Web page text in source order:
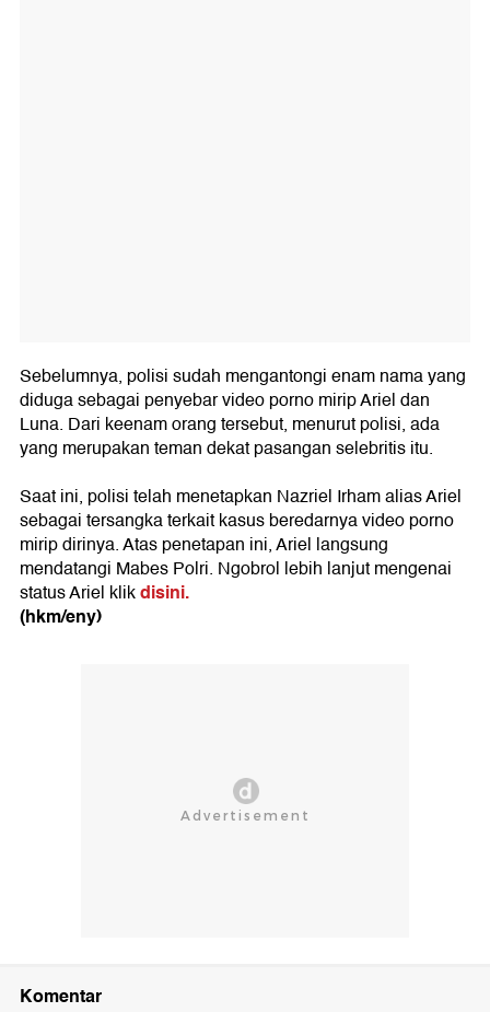
Sebelumnya, polisi sudah mengantongi enam nama yang
diduga sebagai penyebar video porno mirip Ariel dan
Luna. Dari keenam orang tersebut, menurut polisi, ada
yang merupakan teman dekat pasangan selebritis itu.
Saat ini, polisi telah menetapkan Nazriel Irham alias Ariel
sebagai tersangka terkait kasus beredarnya video porno
mirip dirinya. Atas penetapan ini, Ariel langsung
mendatangi Mabes Polri. Ngobrol lebih lanjut mengenai
status Ariel klikdisini.
(hkm/eny)
Komentar